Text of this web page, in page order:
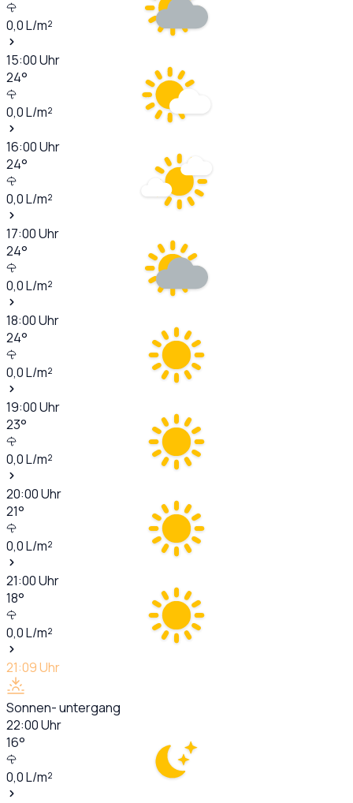
0,0L/m²
15:00Uhr
24°
0,0L/m²
16:00Uhr
24°
0,0L/m²
17:00Uhr
24°
0,0L/m²
18:00Uhr
24°
0,0L/m²
19:00Uhr
23°
0,0L/m²
20:00Uhr
21°
0,0L/m²
21:00Uhr
18°
0,0L/m²
21:09Uhr
Sonnen- untergang
22:00Uhr
16°
0,0L/m²